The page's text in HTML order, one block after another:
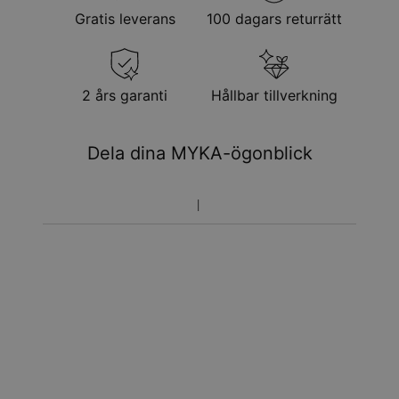
Gratis leverans 100 dagars returrätt
2 års garanti Hållbar tillverkning
Dela dina MYKA-ögonblick